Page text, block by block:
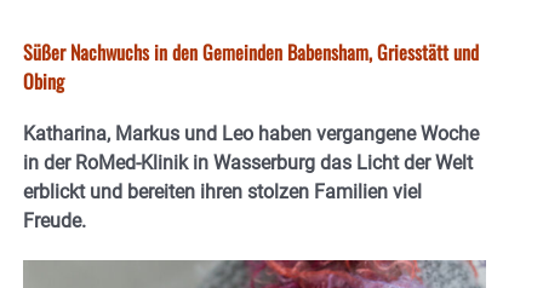
Süßer Nachwuchs in den Gemeinden Babensham, Griesstätt und
Obing
Katharina, Markus und Leo haben vergangene Woche
in der RoMed-Klinik in Wasserburg das Licht der Welt
erblickt und bereiten ihren stolzen Familien viel
Freude.